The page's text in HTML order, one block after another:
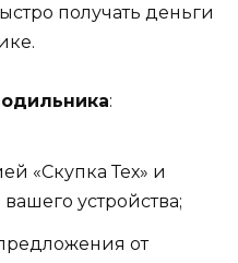
получать деньги
:
«Скупка Тех» и
устройства;
от